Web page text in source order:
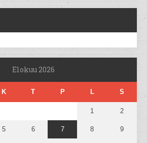
Elokuu 2026
K T P L S
1 2
5 6 7 8 9